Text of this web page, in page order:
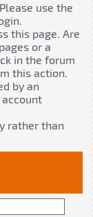
use the
this page. Are
or a
in the forum
this action.
by an
rather than